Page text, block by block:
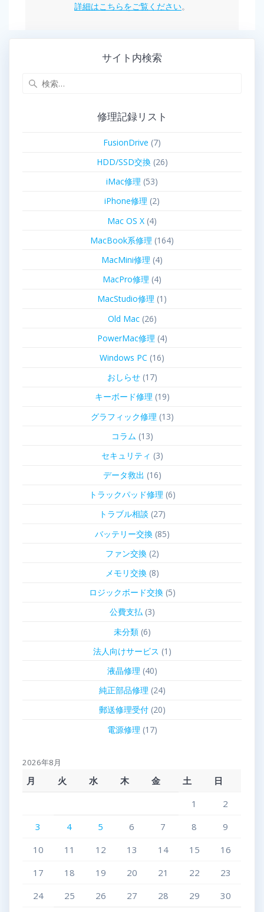
詳細はこちらをご覧ください。
サイト内検索
修理記録リスト
FusionDrive (7)
HDD/SSD交換(26)
iMac修理 (53)
iPhone修理 (2)
Mac OS X (4)
MacBook系修理 (164)
MacMini修理 (4)
MacPro修理 (4)
MacStudio修理 (1)
Old Mac(26)
PowerMac修理 (4)
Windows PC (16)
おしらせ(17)
キーボード修理 (19)
グラフィック修理 (13)
コラム (13)
セキュリティ (3)
データ救出 (16)
トラックパッド修理 (6)
トラブル相談 (27)
バッテリー交換(85)
ファン交換(2)
メモリ交換(8)
ロジックボード交換(5)
公費支払(3)
未分類(6)
法人向けサービス (1)
液晶修理 (40)
純正部品修理 (24)
郵送修理受付(20)
電源修理 (17)
2026年8月
月 火 水 木 金 土
日
1
2
3
4 5 6 7 8
9
10
11 12 13 14 15
16
17
18 19 20 21 22
23
24
25 26 27 28 29
30